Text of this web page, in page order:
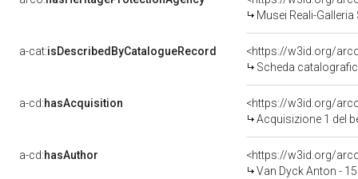
Musei Reali-
a-cat:isDescribedByCatalogueRecord
<https://w3id.org/
Scheda
a-cd:hasAcquisition
<https://w3id.org/
Acquisizione 1 del
a-cd:hasAuthor
<https://w3id.org/
Van Dyck Anton -